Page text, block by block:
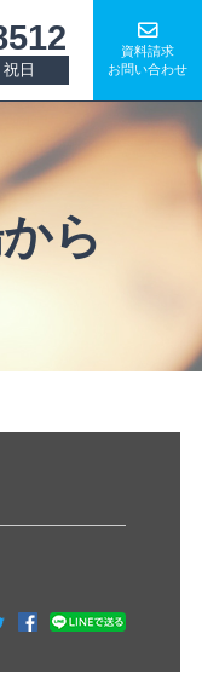
日
資料請求
お問い合わせ
ら